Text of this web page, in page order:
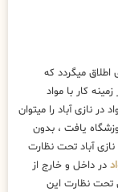
اطلاق میگردد که
زمینه کار با مواد
نازی آباد را میتوان
یافت ، بدون
آباد تحت نظارت
در داخل و خارج از
تحت نظارت این